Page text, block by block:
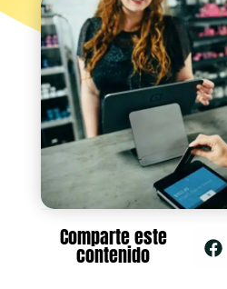
Comparte este
contenido